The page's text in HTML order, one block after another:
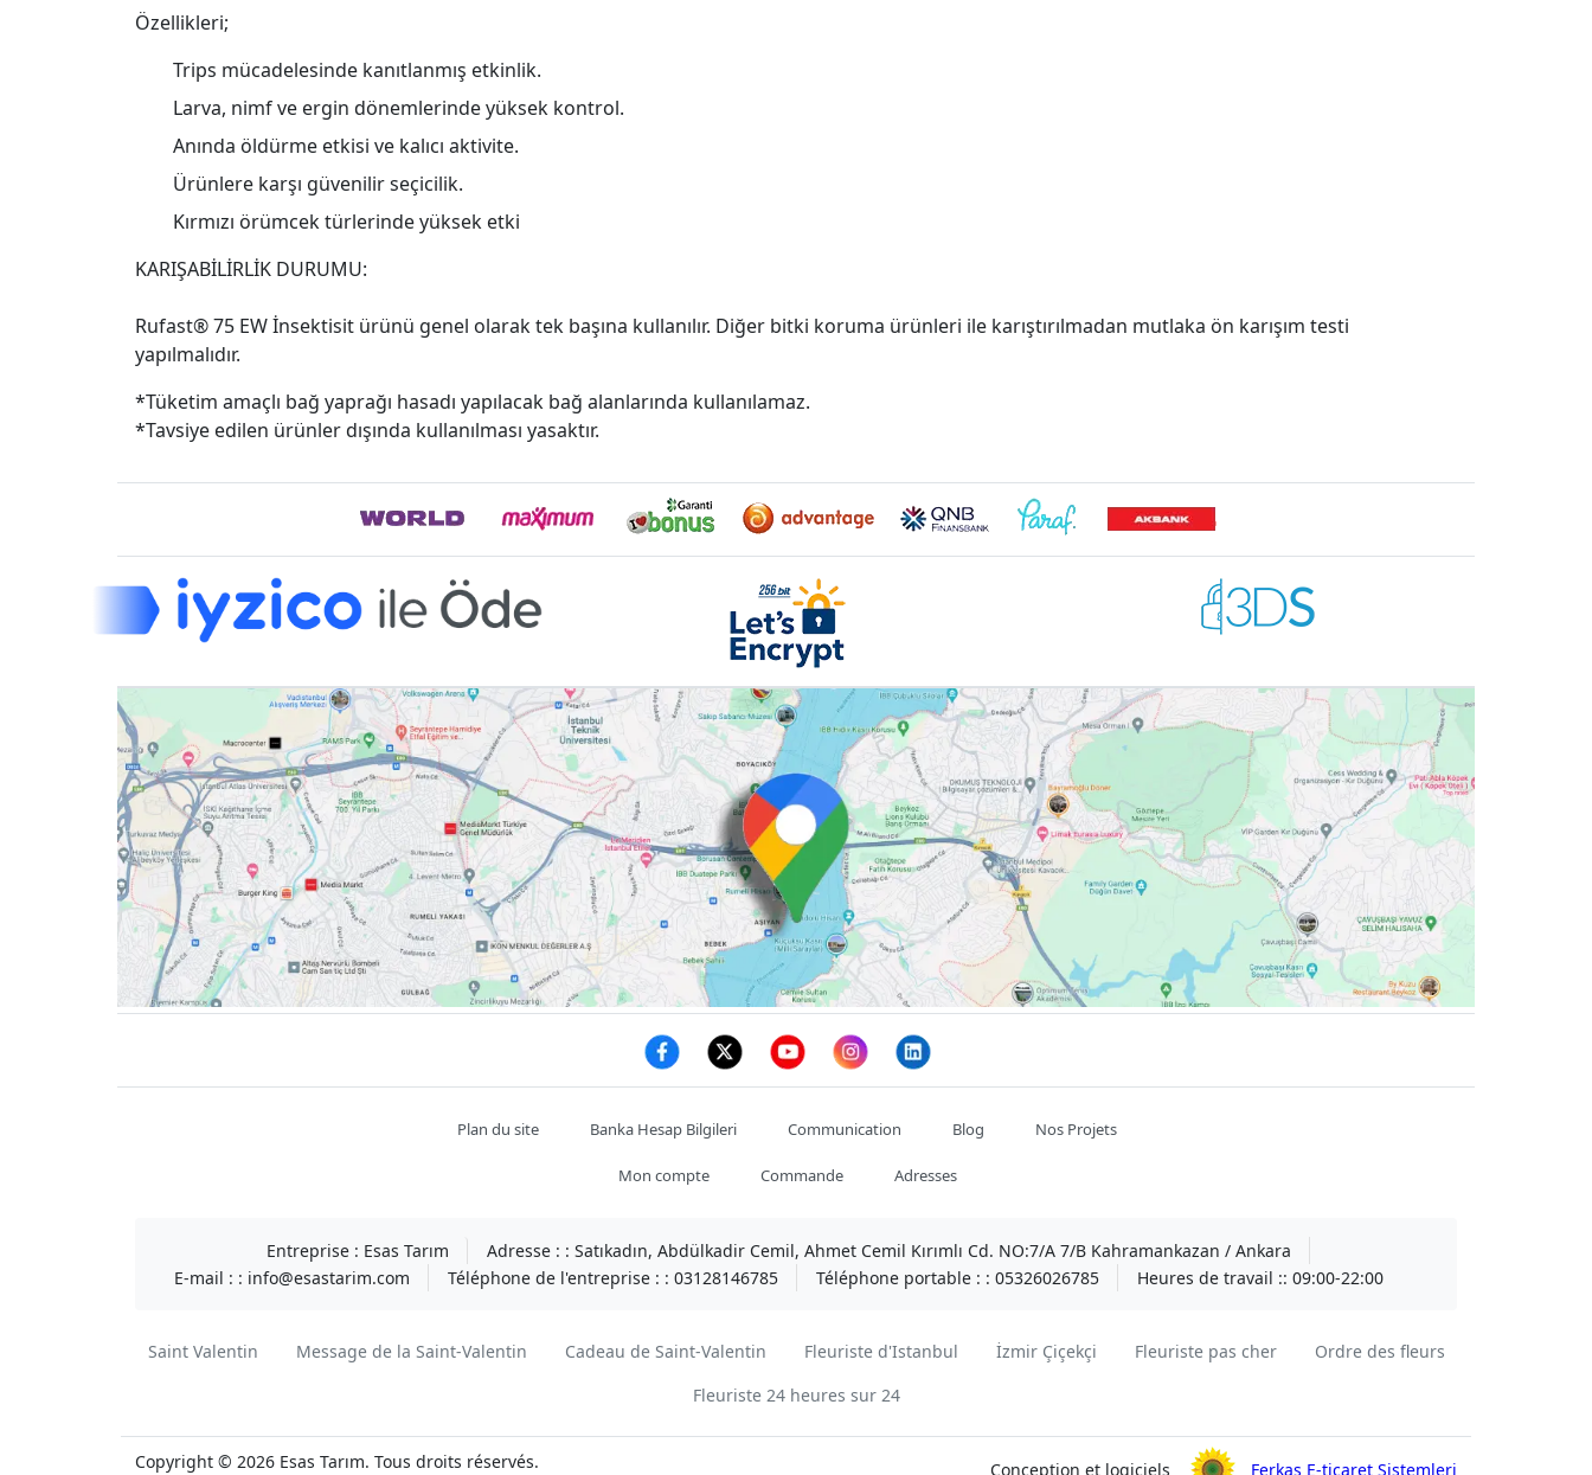
Özellikleri;
Trips mücadelesinde kanıtlanmış etkinlik.
Larva, nimf ve ergin dönemlerinde yüksek kontrol.
Anında öldürme etkisi ve kalıcı aktivite.
Ürünlere karşı güvenilir seçicilik.
Kırmızı örümcek türlerinde yüksek etki
KARIŞABİLİRLİK DURUMU:
Rufast® 75 EW İnsektisit ürünü genel olarak tek başına kullanılır. Diğer bitki koruma ürünleri ile karıştırılmadan mutlaka ön karışım testi
yapılmalıdır.
*Tüketim amaçlı bağ yaprağı hasadı yapılacak bağ alanlarında kullanılamaz.
*Tavsiye edilen ürünler dışında kullanılması yasaktır.
Facebook
twitter
youtube
instagram
linkedin
Plan du site Banka Hesap Bilgileri Communication Blog Nos Projets
Mon compte Commande Adresses
Entreprise : Esas Tarım Adresse : : Satıkadın, Abdülkadir Cemil, Ahmet Cemil Kırımlı Cd. NO:7/A 7/B Kahramankazan / Ankara
E-mail : : info@esastarim.com Téléphone de l'entreprise : : 03128146785 Téléphone portable : : 05326026785 Heures de travail :: 09:00-22:00
Saint Valentin Message de la Saint-Valentin Cadeau de Saint-Valentin Fleuriste d'Istanbul İzmir Çiçekçi Fleuriste pas cher
Ordre des fleurs
Fleuriste 24 heures sur 24
Copyright © 2026 Esas Tarım. Tous droits réservés. Conception et logiciels Ferkas E-ticaret Sistemleri